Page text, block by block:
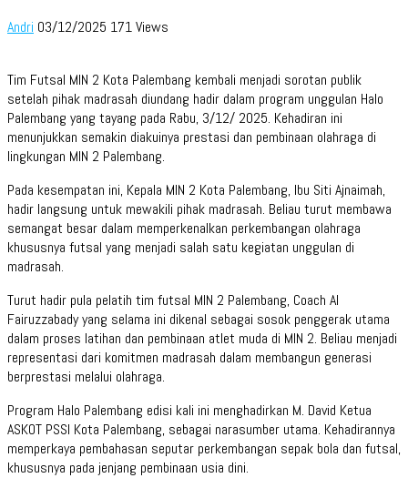
Andri 03/12/2025 171 Views
Tim Futsal MIN 2 Kota Palembang kembali menjadi sorotan publik
setelah pihak madrasah diundang hadir dalam program unggulan Halo
Palembang yang tayang pada Rabu, 3/12/ 2025. Kehadiran ini
menunjukkan semakin diakuinya prestasi dan pembinaan olahraga di
lingkungan MIN 2 Palembang.
Pada kesempatan ini, Kepala MIN 2 Kota Palembang, Ibu Siti Ajnaimah,
hadir langsung untuk mewakili pihak madrasah. Beliau turut membawa
semangat besar dalam memperkenalkan perkembangan olahraga
khususnya futsal yang menjadi salah satu kegiatan unggulan di
madrasah.
Turut hadir pula pelatih tim futsal MIN 2 Palembang, Coach Al
Fairuzzabady yang selama ini dikenal sebagai sosok penggerak utama
dalam proses latihan dan pembinaan atlet muda di MIN 2. Beliau menjadi
representasi dari komitmen madrasah dalam membangun generasi
berprestasi melalui olahraga.
Program Halo Palembang edisi kali ini menghadirkan M. David Ketua
ASKOT PSSI Kota Palembang, sebagai narasumber utama. Kehadirannya
memperkaya pembahasan seputar perkembangan sepak bola dan futsal,
khususnya pada jenjang pembinaan usia dini.